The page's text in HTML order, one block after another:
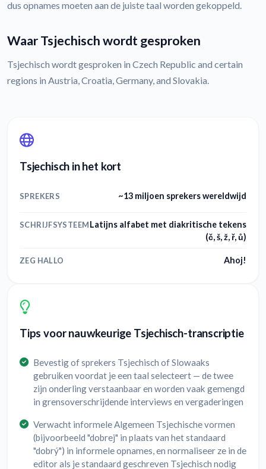
dus opnames moeten aan de juiste taal worden gekoppeld.
Waar Tsjechisch wordt gesproken
Tsjechisch wordt gesproken in Czech Republic and certain
regions in Austria, Croatia, Germany, and Slovakia.
Tsjechisch in het kort
SPREKERS ~13 miljoen sprekers wereldwijd
SCHRIJFSYSTEEMLatijns alfabet met diakritische tekens
(č, š, ž, ř, ů)
ZEG HALLO Ahoj!
Tips voor nauwkeurige Tsjechisch-transcriptie
Bevestig of sprekers Tsjechisch of Slowaaks
gebruiken voordat je een taal selecteert — de twee
zijn onderling verstaanbaar en worden vaak gemengd
in grensoverschrijdende interviews en vergaderingen
Verwacht informele Algemeen Tsjechische vormen
(bijvoorbeeld "dobrej" in plaats van het standaard
"dobrý") in informele opnames, en normaliseer ze in de
editor als je standaard geschreven Tsjechisch nodig